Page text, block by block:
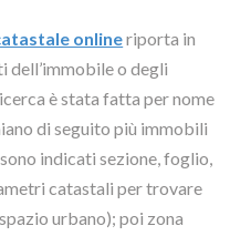
onlineriporta in
dell’immobile o degli
è stata fatta per nome
di seguito più immobili
indicati sezione, foglio,
catastali per trovare
urbano); poi zona